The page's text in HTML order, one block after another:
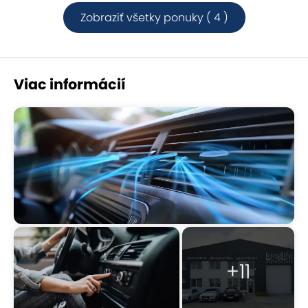
Zobraziť všetky ponuky ( 4 )
Viac informácií
+11